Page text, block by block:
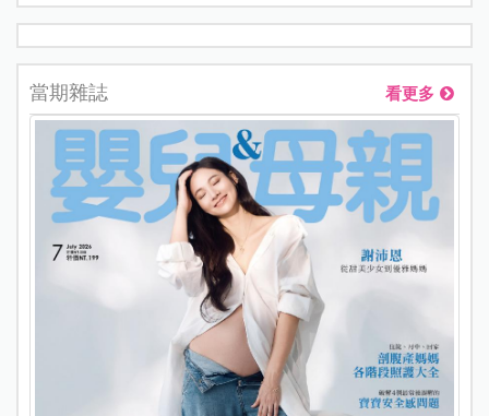
當期雜誌 看更多